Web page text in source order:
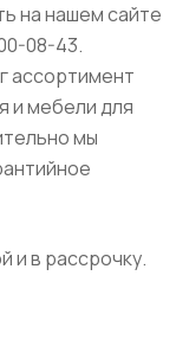
на нашем сайте
08-43.
ассортимент
и мебели для
мы
и в рассрочку.